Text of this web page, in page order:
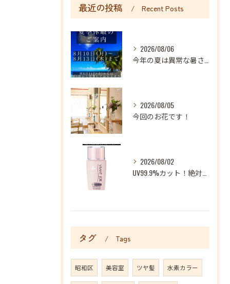
最近の投稿 Recent Posts
2026/08/06
2026/08/05
今回のお花です！
2026/08/02
タグ Tags
昭和区 美容室 ツヤ髪 水素カラー